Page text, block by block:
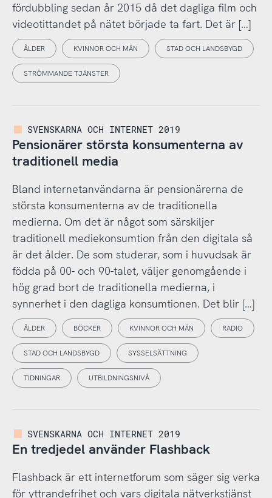
fördubbling sedan år 2015 då det dagliga film och
videotittandet på nätet började ta fart. Det är […]
ÅLDER KVINNOR OCH MÄN STAD OCH LANDSBYGD
STRÖMMANDE TJÄNSTER
SVENSKARNA OCH INTERNET 2019
Pensionärer största konsumenterna av
traditionell media
Bland internetanvändarna är pensionärerna de
största konsumenterna av de traditionella
medierna. Om det är något som särskiljer
traditionell mediekonsumtion från den digitala så
är det ålder. De som studerar, som i huvudsak är
födda på 00- och 90-talet, väljer genomgående i
hög grad bort de traditionella medierna, i
synnerhet i den dagliga konsumtionen. Det blir […]
ÅLDER BÖCKER KVINNOR OCH MÄN RADIO
STAD OCH LANDSBYGD SYSSELSÄTTNING
TIDNINGAR UTBILDNINGSNIVÅ
SVENSKARNA OCH INTERNET 2019
En tredjedel använder Flashback
Flashback är ett internetforum som säger sig verka
för yttrandefrihet och vars digitala nätverkstjänst